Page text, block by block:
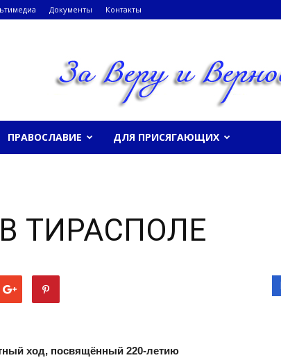
Документы Контакты
ПРАВОСЛАВИЕ ДЛЯ ПРИСЯГАЮЩИХ
ТИРАСПОЛЕ
ход, посвящённый 220-летию